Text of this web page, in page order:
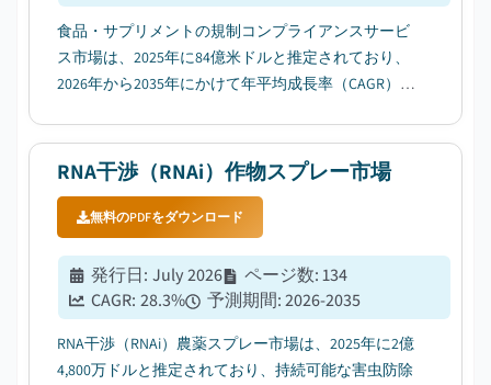
食品・サプリメントの規制コンプライアンスサービ
ス市場は、2025年に84億米ドルと推定されており、
2026年から2035年にかけて年平均成長率（CAGR）
す。...
RNA干渉（RNAi）作物スプレー市場
無料のPDFをダウンロード
発行日: July 2026 ページ数:134
CAGR: 28.3% 予測期間:2026-2035
RNA干渉（RNAi）農薬スプレー市場は、2025年に2億
4,800万ドルと推定されており、持続可能な害虫防除